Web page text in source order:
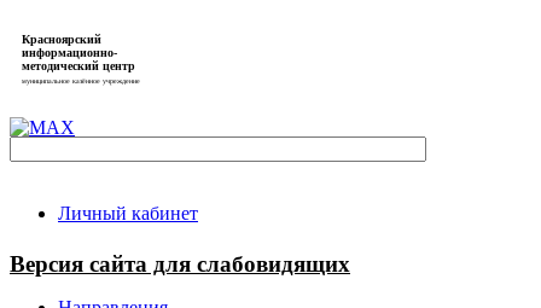
Красноярский
информационно-
методический центр
муниципальное казённое учреждение
Личный кабинет
Версия сайта для слабовидящих